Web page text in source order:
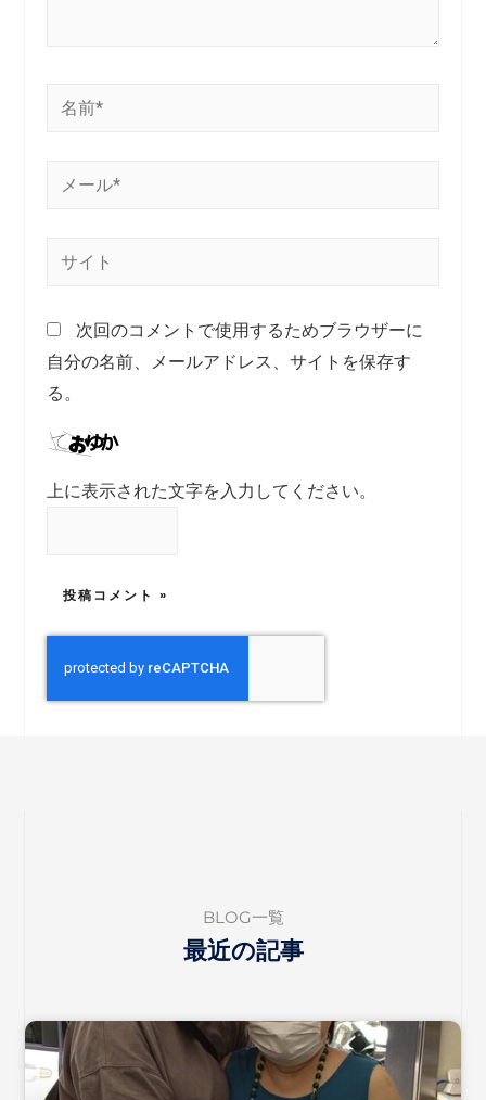
次回のコメントで使用するためブラウザーに
自分の名前、メールアドレス、サイトを保存す
る。
上に表示された文字を入力してください。
BLOG一覧
最近の記事